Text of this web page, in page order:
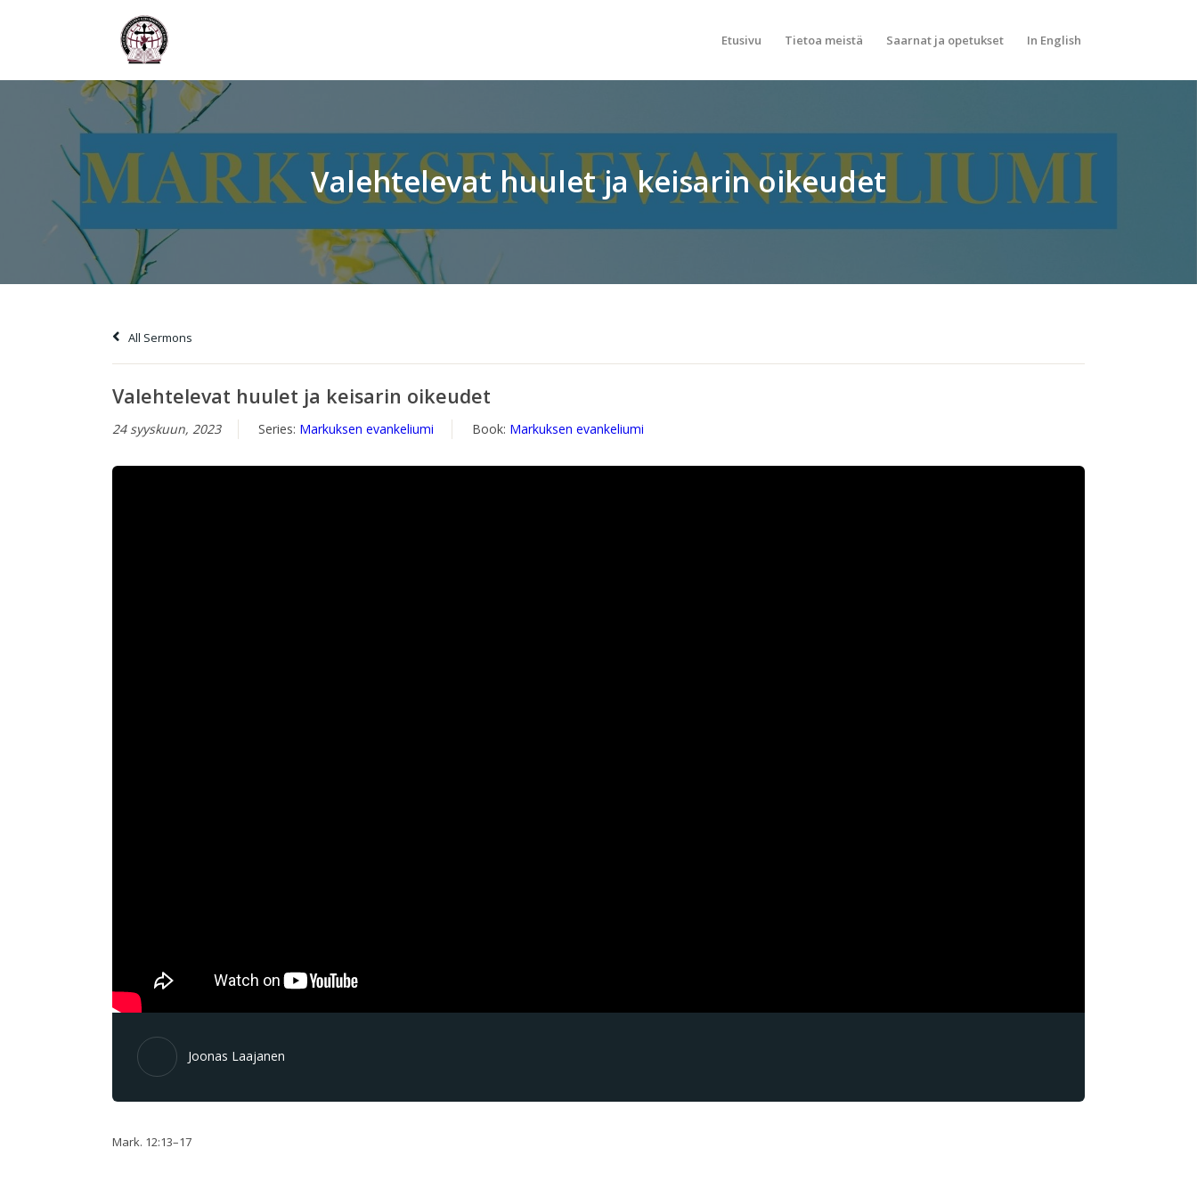
Etusivu Tietoa meistä Saarnat ja opetukset In English
Valehtelevat huulet ja keisarin oikeudet
All Sermons
Valehtelevat huulet ja keisarin oikeudet
24 syyskuun, 2023 Series: Markuksen evankeliumi Book: Markuksen evankeliumi
Joonas Laajanen
Mark. 12:13–17